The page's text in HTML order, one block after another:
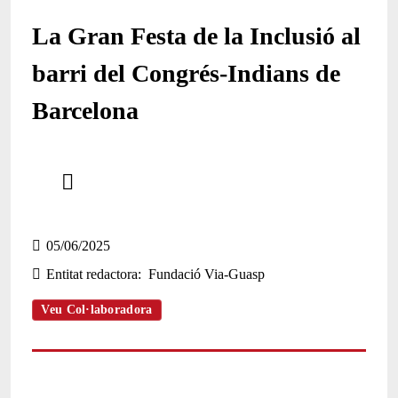
La Gran Festa de la Inclusió al
barri del Congrés-Indians de
Barcelona
05/06/2025
Entitat redactora
Fundació Via-Guasp
Veu Col·laboradora